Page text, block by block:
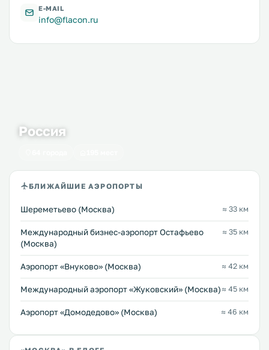
E-MAIL
info@flacon.ru
Россия
БЛИЖАЙШИЕ АЭРОПОРТЫ
Шереметьево (Москва) ≈ 33 км
Международный бизнес-аэропорт Остафьево
(Москва)
≈ 35 км
Аэропорт «Внуково» (Москва) ≈ 42 км
Международный аэропорт «Жуковский» (Москва) ≈ 45 км
Аэропорт «Домодедово» (Москва) ≈ 46 км